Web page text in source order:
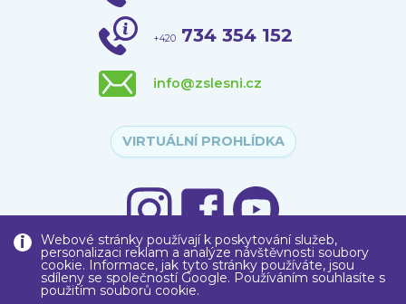
Webové stránky používají k poskytování služeb,
personalizaci reklam a analýze návštěvnosti soubory
cookie. Informace, jak tyto stránky používáte, jsou
sdíleny se společností Google. Používáním souhlasíte s
použitím souborů cookie.
+420 734 354 152
info@zslesni.cz
VIRTUÁLNÍ PROHLÍDKA